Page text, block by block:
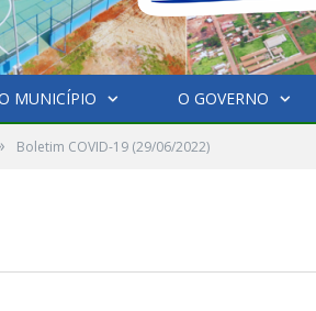
MUNICÍPIO O GOVERNO
Boletim COVID-19 (29/06/2022)